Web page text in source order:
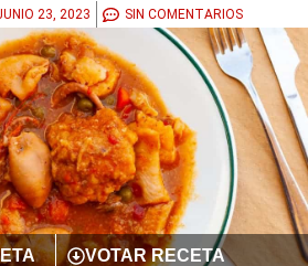
23, 2023 SIN COMENTARIOS
VOTAR RECETA